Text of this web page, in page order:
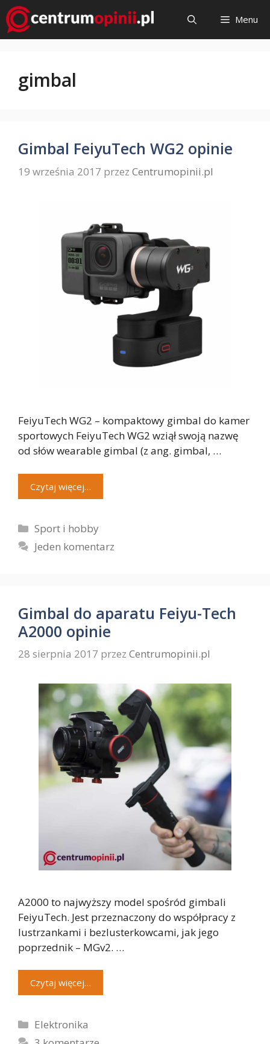
Przejdź
do
treści
Menu
gimbal
Gimbal FeiyuTech WG2 opinie
19 września 2017 przez Centrumopinii.pl
FeiyuTech WG2 – kompaktowy gimbal do kamer
sportowych FeiyuTech WG2 wziął swoją nazwę
od słów wearable gimbal (z ang. gimbal, …
Czytaj więcej…
Kategorie
Sport i hobby
Jeden komentarz
Gimbal do aparatu Feiyu-Tech
A2000 opinie
28 sierpnia 2017 przez Centrumopinii.pl
A2000 to najwyższy model spośród gimbali
FeiyuTech. Jest przeznaczony do współpracy z
lustrzankami i bezlusterkowcami, jak jego
poprzednik – MGv2. …
Czytaj więcej…
Kategorie
Elektronika